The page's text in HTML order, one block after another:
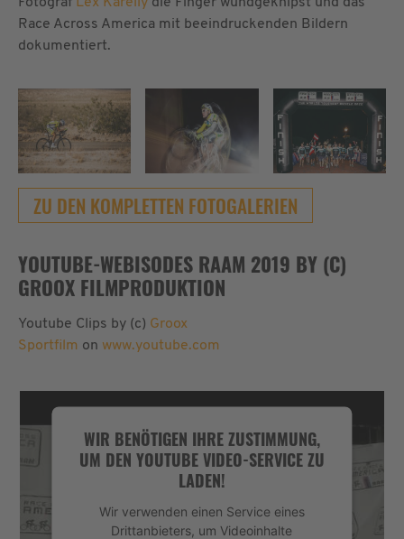
Race Across America mit beeindruckenden Bildern
dokumentiert.
ZU DEN KOMPLETTEN FOTOGALERIEN
YOUTUBE-WEBISODES RAAM 2019 BY (C)
GROOX FILMPRODUKTION
Youtube Clips by (c) Groox
Sportfilm on www.youtube.com
WIR BENÖTIGEN IHRE ZUSTIMMUNG,
UM DEN YOUTUBE VIDEO-SERVICE ZU
LADEN!
Wir verwenden einen Service eines
Drittanbieters, um Videoinhalte